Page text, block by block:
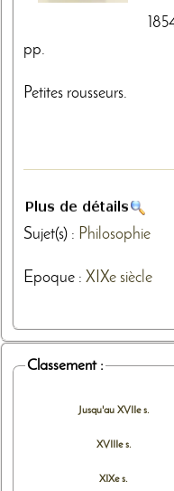
pp.
Petites rousseurs.
Sujet(s) : Philosophie
Epoque : XIXe siècle
Classement :
Jusqu'au XVIIe s.
XVIIIe s.
XIXe s.